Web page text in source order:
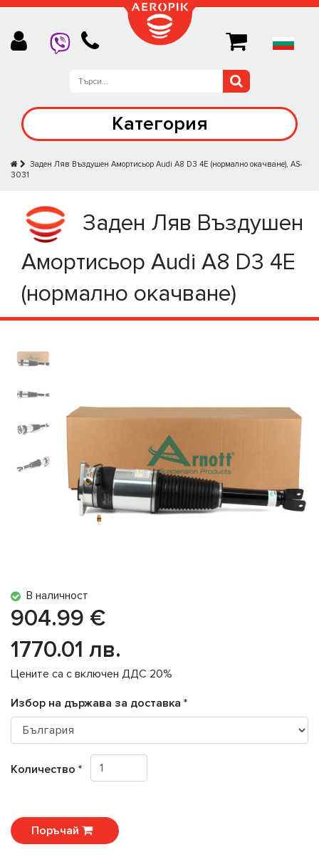
Категория
Заден Ляв Въздушен Амортисьор Audi A8 D3 4E (нормално окачване), AS-
3031
Заден Ляв Въздушен
Амортисьор Audi A8 D3 4E
(нормално окачване)
В наличност
904.99 €
1770.01 лв.
Цените са с включен ДДС 20%
Избор на държава за доставка *
Количество *
Поръчай